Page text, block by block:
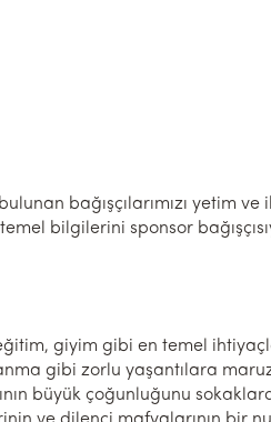
bağışçılarımızı yetim ve
bilgilerini sponsor
giyim gibi en temel
gibi zorlu yaşantılara
büyük çoğunluğunu